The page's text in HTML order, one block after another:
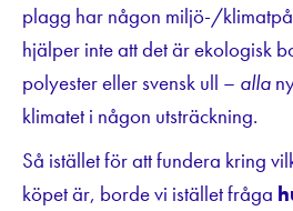
plagg har någon miljö-/
hjälper inte att det är ekologisk
polyester eller svensk ull – alla
klimatet i någon utsträckning.
Så istället för att fundera kring
köpet är, borde vi istället fråga